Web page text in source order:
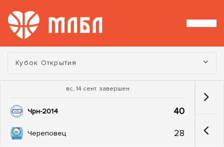
Турнир:
Кубок Открытия
вс, 14 сент. завершен
Чрн-2014 40
Череповец 28